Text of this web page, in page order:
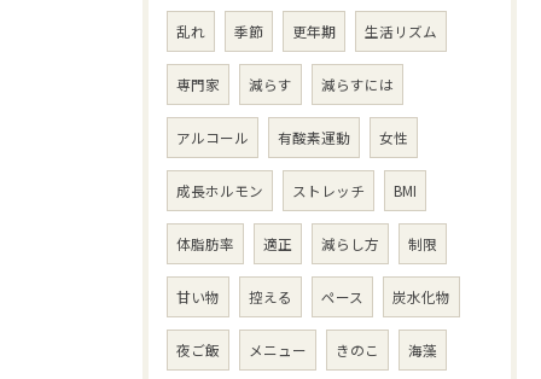
乱れ 季節 更年期 生活リズム
専門家 減らす 減らすには
アルコール 有酸素運動 女性
成長ホルモン ストレッチ BMI
体脂肪率 適正 減らし方 制限
甘い物 控える ペース 炭水化物
夜ご飯 メニュー きのこ 海藻